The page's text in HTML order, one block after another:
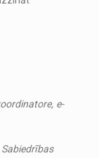
e-
Sabiedrības